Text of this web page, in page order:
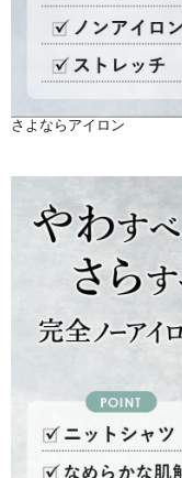
さよならアイロン